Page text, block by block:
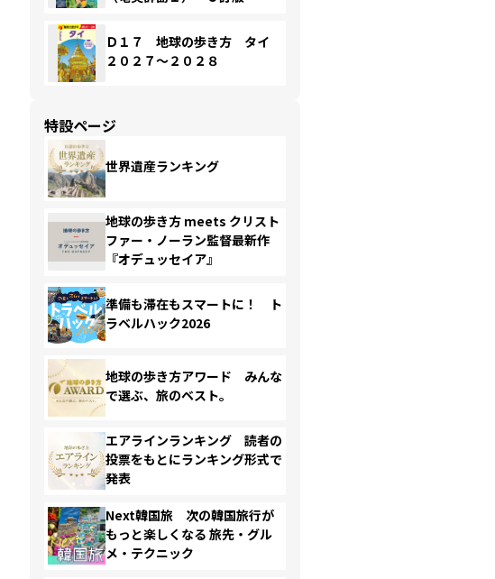
Ｄ１７ 地球の歩き方 タイ
２０２７～２０２８
特設ページ
世界遺産ランキング
地球の歩き方 meets クリスト
ファー・ノーラン監督最新作
『オデュッセイア』
準備も滞在もスマートに！ ト
ラベルハック2026
地球の歩き方アワード みんな
で選ぶ、旅のベスト。
エアラインランキング 読者の
投票をもとにランキング形式で
発表
Next韓国旅 次の韓国旅行が
もっと楽しくなる 旅先・グル
メ・テクニック